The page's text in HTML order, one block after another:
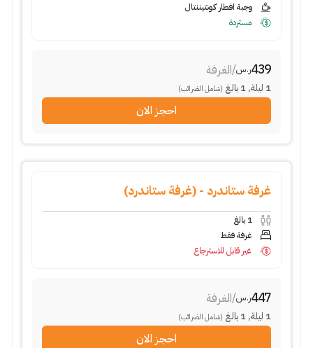
وجبة افطار كونتيننتال
مستردة
439ر.س/الغرفة
1 ليلة,
1 بالغ (شامل الضرائب)
احجز الان
غرفة ستاندرد - (غرفة ستاندرد)
1 بالغ
غرفة فقط
غير قابل للاسترجاع
447ر.س/الغرفة
1 ليلة,
1 بالغ (شامل الضرائب)
احجز الان